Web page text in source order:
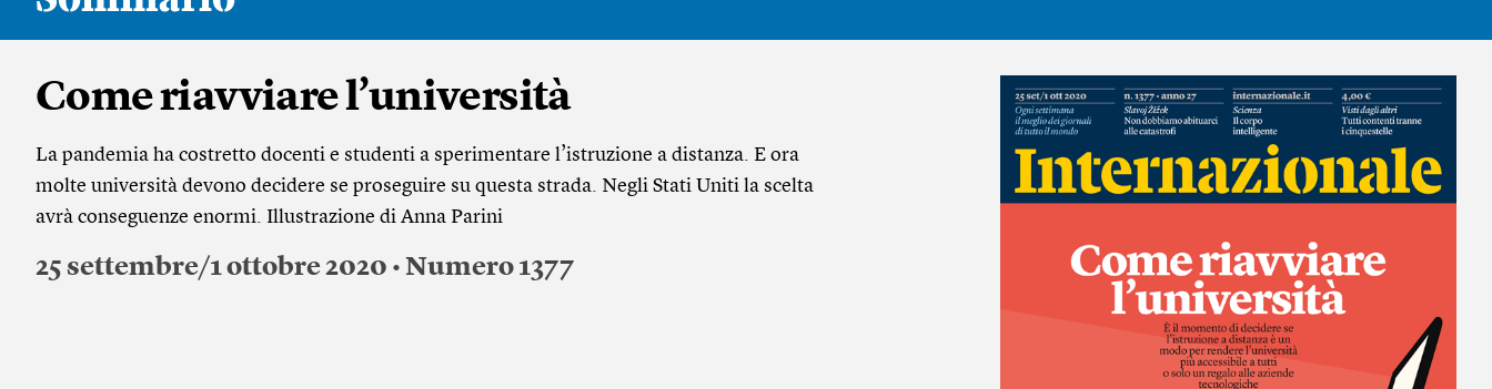
Come riavviare l’università
La pandemia ha costretto docenti e studenti a sperimentare l’istruzione a distanza. E ora
molte università devono decidere se proseguire su questa strada. Negli Stati Uniti la scelta
avrà conseguenze enormi. Illustrazione di Anna Parini
25 settembre/1 ottobre 2020 • Numero 1377